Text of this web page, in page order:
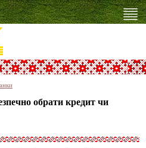
обрати кредит чи